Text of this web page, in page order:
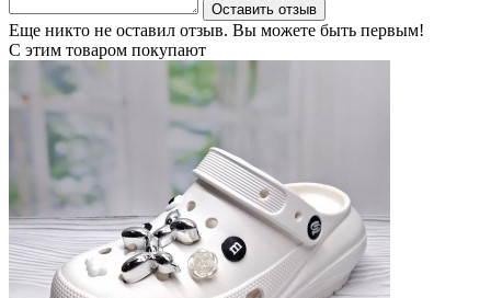
Оставить отзыв
Еще никто не оставил отзыв. Вы можете быть первым!
С этим товаром покупают